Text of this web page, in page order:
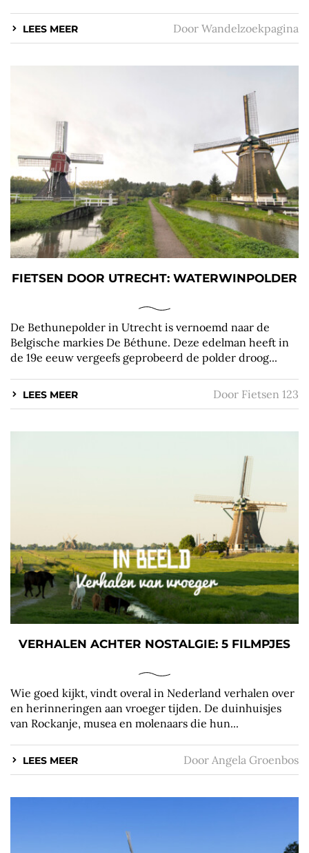
LEES MEER Door Wandelzoekpagina
FIETSEN DOOR UTRECHT: WATERWINPOLDER
De Bethunepolder in Utrecht is vernoemd naar de
Belgische markies De Béthune. Deze edelman heeft in
de 19e eeuw vergeefs geprobeerd de polder droog...
LEES MEER Door Fietsen 123
VERHALEN ACHTER NOSTALGIE: 5 FILMPJES
Wie goed kijkt, vindt overal in Nederland verhalen over
en herinneringen aan vroeger tijden. De duinhuisjes
van Rockanje, musea en molenaars die hun...
LEES MEER Door Angela Groenbos